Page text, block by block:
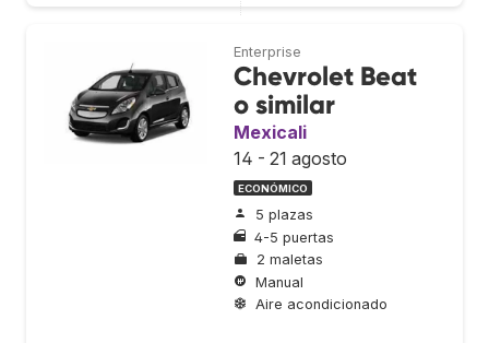
Enterprise
Chevrolet Beat
o similar
Mexicali
14 - 21 agosto
ECONÓMICO
5 plazas
4-5 puertas
2 maletas
Manual
Aire acondicionado